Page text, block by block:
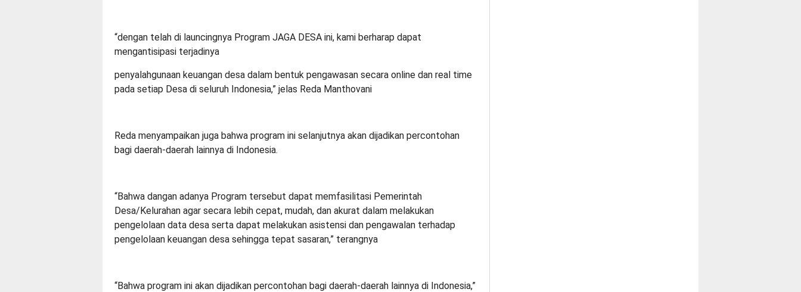
“dengan telah di launcingnya Program JAGA DESA ini, kami berharap dapat
mengantisipasi terjadinya
penyalahgunaan keuangan desa dalam bentuk pengawasan secara online dan real time
pada setiap Desa di seluruh Indonesia,” jelas Reda Manthovani
Reda menyampaikan juga bahwa program ini selanjutnya akan dijadikan percontohan
bagi daerah-daerah lainnya di Indonesia.
“Bahwa dangan adanya Program tersebut dapat memfasilitasi Pemerintah
Desa/Kelurahan agar secara lebih cepat, mudah, dan akurat dalam melakukan
pengelolaan data desa serta dapat melakukan asistensi dan pengawalan terhadap
pengelolaan keuangan desa sehingga tepat sasaran,” terangnya
“Bahwa program ini akan dijadikan percontohan bagi daerah-daerah lainnya di Indonesia,”